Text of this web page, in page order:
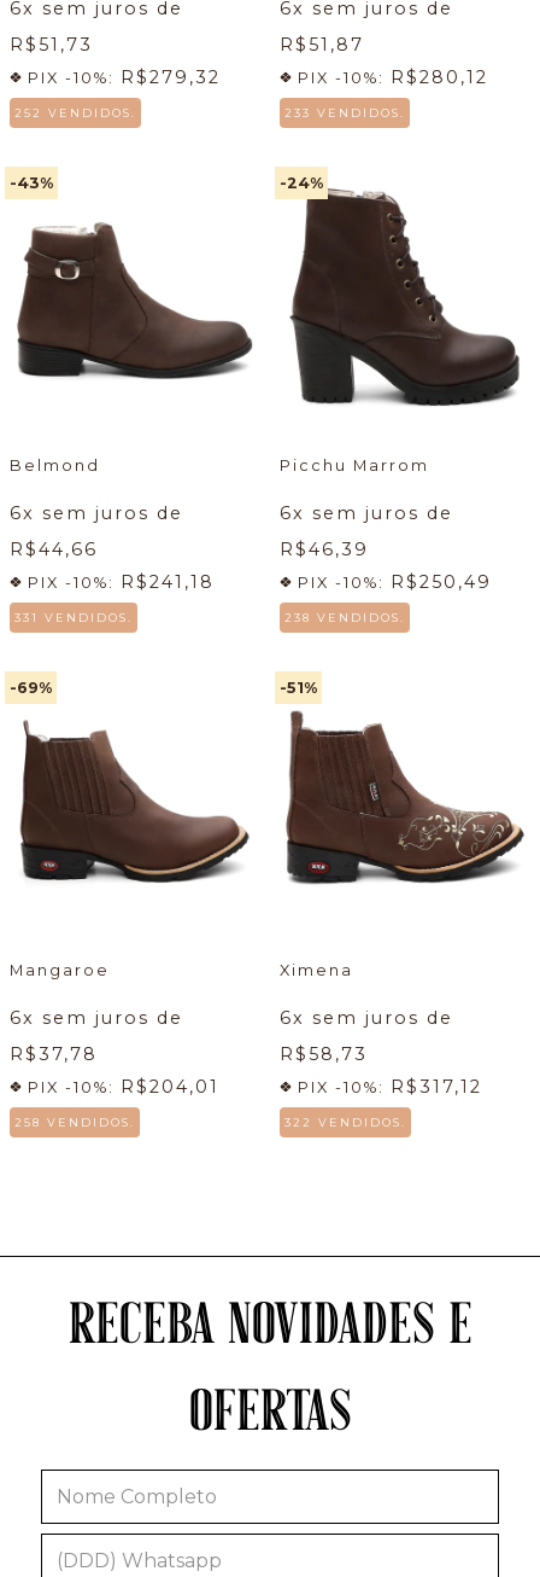
6x sem juros de
R$51,73
PIX -10%: R$279,32
252 VENDIDOS.
6x sem juros de
R$51,87
PIX -10%: R$280,12
233 VENDIDOS.
-43%
Belmond
6x sem juros de
R$44,66
PIX -10%: R$241,18
331 VENDIDOS.
-24%
Picchu Marrom
6x sem juros de
R$46,39
PIX -10%: R$250,49
238 VENDIDOS.
-69%
Mangaroe
6x sem juros de
R$37,78
PIX -10%: R$204,01
258 VENDIDOS.
-51%
Ximena
6x sem juros de
R$58,73
PIX -10%: R$317,12
322 VENDIDOS.
RECEBA NOVIDADES E
OFERTAS